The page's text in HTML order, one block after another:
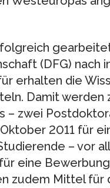
(DFG) nach
erhalten die
Damit werden
– zwei
2011 für
– vor
eine
zudem Mittel für